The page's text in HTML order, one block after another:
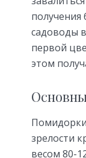
получения
садоводы
первой
этом
зрелости
весом 80-